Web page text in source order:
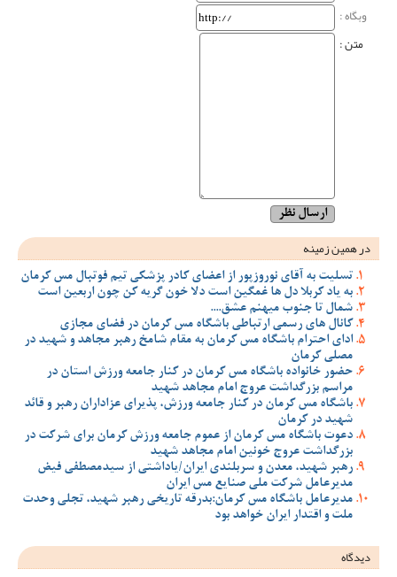
وبگاه‌ :
متن :
در همین زمینه
تسلیت به آقای نوروزپور از اعضای کادر پزشکی تیم فوتبال مس کرمان
به یاد کربلا دل ها غمگین است دلا خون گریه کن چون اربعین است
شمال تا جنوب میهنم عشق....
کانال های رسمی ارتباطی باشگاه مس کرمان در فضای مجازی
ادای احترام باشگاه مس کرمان به مقام شامخ رهبر مجاهد و شهید در
مصلی کرمان
حضور خانواده باشگاه مس کرمان در کنار جامعه ورزش استان در
مراسم بزرگداشت عروج امام مجاهد شهید
باشگاه مس کرمان در کنار جامعه ورزش، پذیرای عزاداران رهبر و قائد
شهید در کرمان
دعوت باشگاه مس کرمان از عموم جامعه ورزش کرمان برای شرکت در
بزرگداشت عروج خونین امام مجاهد شهید
رهبر شهید، معدن و سربلندی ایران/یاداشتی از سیدمصطفی‌‌ فیض
مدیرعامل شرکت ملی صنایع مس ایران
مدیرعامل باشگاه مس کرمان:بدرقه تاریخی رهبر شهید، تجلی وحدت
ملت و اقتدار ایران خواهد بود
دیدگاه